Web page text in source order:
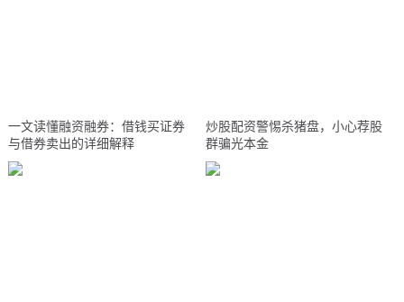
一文读懂融资融券：借钱买证券
与借券卖出的详细解释
炒股配资警惕杀猪盘，小心荐股
群骗光本金